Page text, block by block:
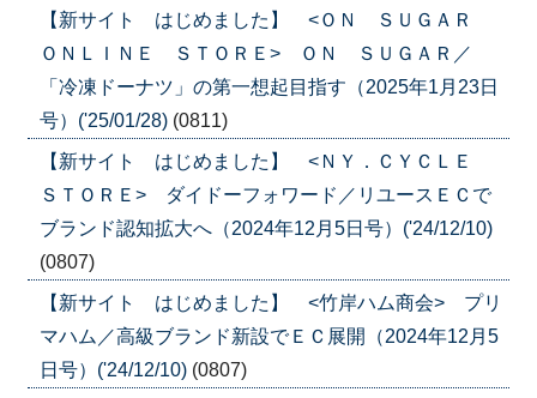
【新サイト はじめました】 <ＯＮ ＳＵＧＡＲ
ＯＮＬＩＮＥ ＳＴＯＲＥ> ＯＮ ＳＵＧＡＲ／
「冷凍ドーナツ」の第一想起目指す（2025年1月23日
号）('25/01/28) (0811)
【新サイト はじめました】 <ＮＹ．ＣＹＣＬＥ
ＳＴＯＲＥ> ダイドーフォワード／リユースＥＣで
ブランド認知拡大へ（2024年12月5日号）('24/12/10)
(0807)
【新サイト はじめました】 <竹岸ハム商会> プリ
マハム／高級ブランド新設でＥＣ展開（2024年12月5
日号）('24/12/10) (0807)